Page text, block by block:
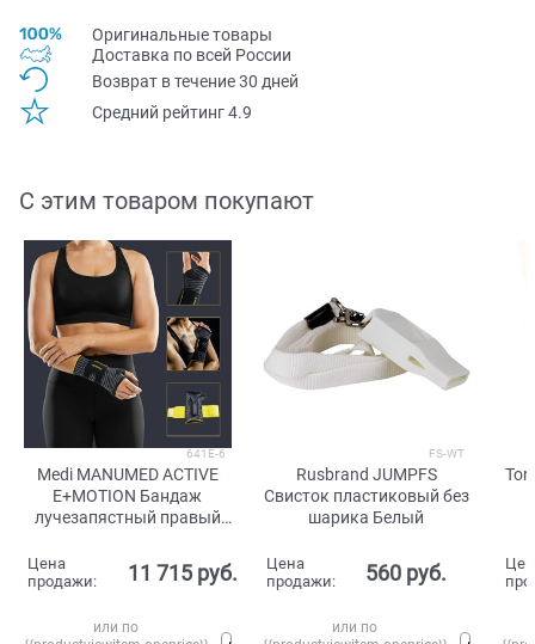
Оригинальные товары
Доставка по всей Pоссии
Возврат в течение 30 дней
Средний рейтинг 4.9
С этим товаром покупают
641E-6
Medi MANUMED ACTIVE
E+MOTION Бандаж
лучезапястный правый
Цена
продажи:
11 715 руб.
или по
FS-WT
Rusbrand JUMPFS
Свисток пластиковый без
шарика Белый
Цена
продажи:
560 руб.
или по